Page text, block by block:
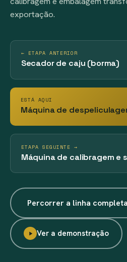
exportação.
← ETAPA ANTERIOR
Secador de caju (borma)
ESTÁ AQUI
Máquina de
ETAPA SEGUINTE →
Máquina de calibragem e
Percorrer a linha
Ver a demonstração